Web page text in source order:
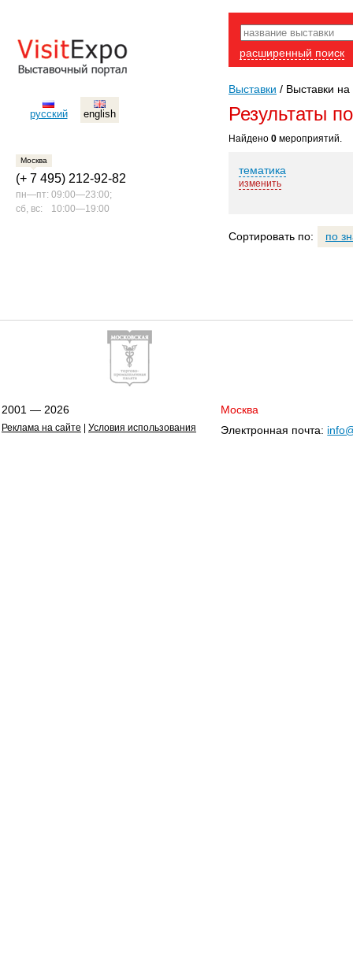
русский english
Москва
(+ 7 495) 212-92-82
пн—пт: 09:00—23:00;
сб, вс:
10:00—19:00
расширенный поиск
Выставки / Выставки
Результаты
Найдено 0 мероприятий.
тематика
изменить
Сортировать по: по
2001 — 2026
Реклама на сайте Условия использования
Москва
Электронная почта: